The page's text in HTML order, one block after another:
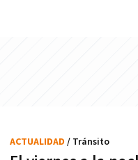
ACTUALIDAD / Tránsito